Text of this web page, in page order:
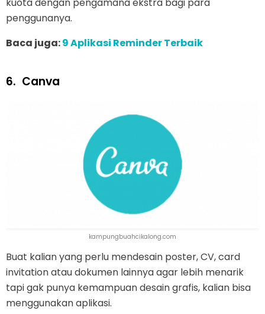
kuota dengan pengamana ekstra bagi para
penggunanya.
Baca juga:9 Aplikasi Reminder Terbaik
6. Canva
kampungbuahcikalong.com
Buat kalian yang perlu mendesain poster, CV, card
invitation atau dokumen lainnya agar lebih menarik
tapi gak punya kemampuan desain grafis, kalian bisa
menggunakan aplikasi.